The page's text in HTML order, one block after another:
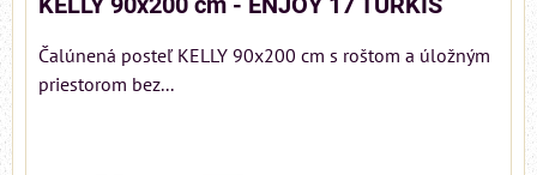
KELLY 90x200 cm - ENJOY 17 TURKIS
Čalúnená posteľ KELLY 90x200 cm s roštom a úložným
priestorom bez...